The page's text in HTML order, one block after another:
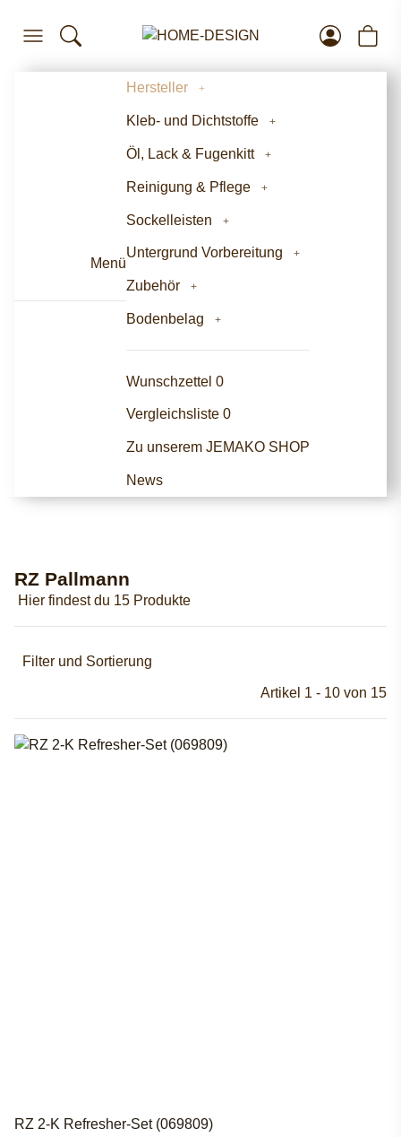
Menü
Hersteller
Kleb- und Dichtstoffe
Öl, Lack & Fugenkitt
Reinigung & Pflege
Sockelleisten
Untergrund Vorbereitung
Zubehör
Bodenbelag
Wunschzettel 0
Vergleichsliste 0
Zu unserem JEMAKO SHOP
News
RZ Pallmann
Hier findest du 15 Produkte
Filter und Sortierung
Artikel 1 - 10 von 15
RZ 2-K Refresher-Set (069809)